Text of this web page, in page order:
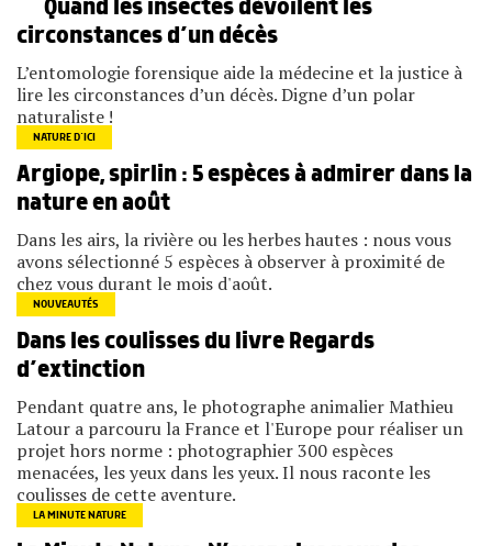
Quand les insectes dévoilent les
circonstances d’un décès
L’entomologie forensique aide la médecine et la justice à
lire les circonstances d’un décès. Digne d’un polar
naturaliste !
NATURE D’ICI
Argiope, spirlin : 5 espèces à admirer dans la
nature en août
Dans les airs, la rivière ou les herbes hautes : nous vous
avons sélectionné 5 espèces à observer à proximité de
chez vous durant le mois d'août.
NOUVEAUTÉS
Dans les coulisses du livre Regards
d’extinction
Pendant quatre ans, le photographe animalier Mathieu
Latour a parcouru la France et l'Europe pour réaliser un
projet hors norme : photographier 300 espèces
menacées, les yeux dans les yeux. Il nous raconte les
coulisses de cette aventure.
LA MINUTE NATURE